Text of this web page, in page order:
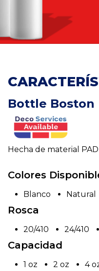
Bottle Boston
Hecha de material PAD
Colores
Blanco Natural
Rosca
20/410 24/410
Capacidad
1 oz 2 oz 4